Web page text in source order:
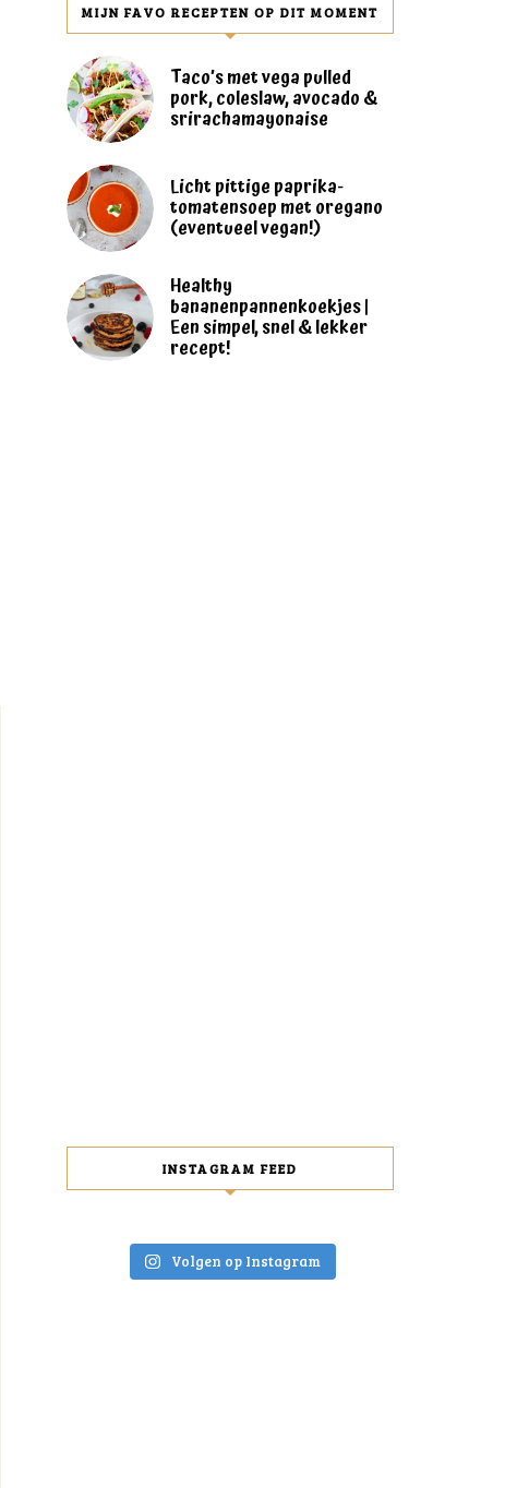
MIJN FAVO RECEPTEN OP DIT MOMENT
Taco’s met vega pulled
pork, coleslaw, avocado &
srirachamayonaise
Licht pittige paprika-
tomatensoep met oregano
(eventueel vegan!)
Healthy
bananenpannenkoekjes |
Een simpel, snel & lekker
recept!
INSTAGRAM FEED
Volgen op Instagram